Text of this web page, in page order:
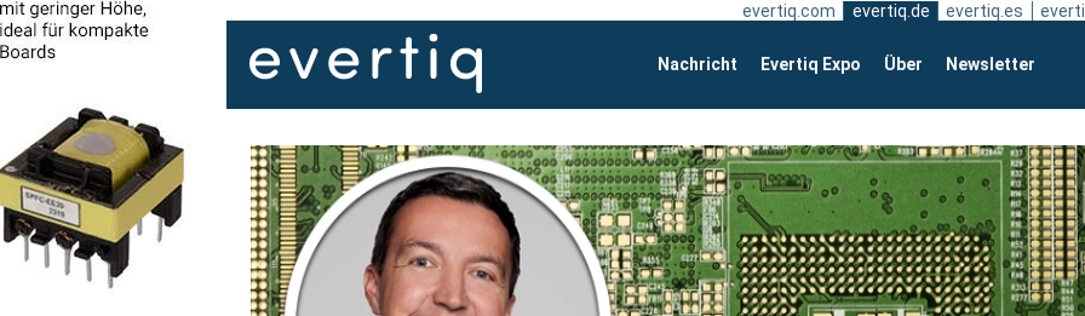
evertiq.com evertiq.de evertiq.es
Nachricht Evertiq Expo Über Newsletter